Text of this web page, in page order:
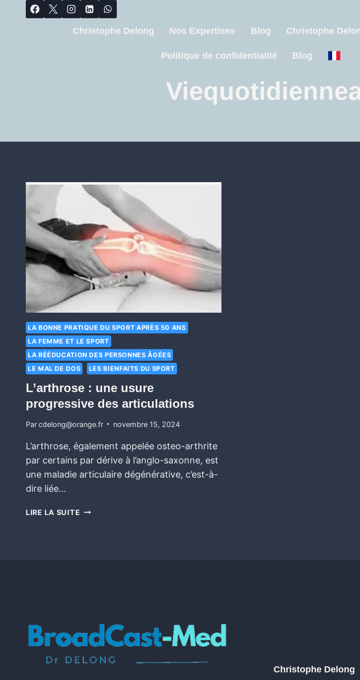
Christophe Delong Nos Expertises Blog Christophe
Politique de confidentialité Blog
LA BONNE PRATIQUE DU SPORT APRÈS 50 ANS
LA FEMME ET LE SPORT
LA RÉÉDUCATION DES PERSONNES ÂGÉES
LE MAL DE DOS
LES BIENFAITS DU SPORT
L’arthrose : une usure
progressive des articulations
Parcdelong@orange.fr novembre 15, 2024
L’arthrose, également appelée osteo-arthrite
par certains par dérive à l’anglo-saxonne, est
une maladie articulaire dégénérative, c’est-à-
dire liée…
LIRE LA SUITE
Christophe Delong